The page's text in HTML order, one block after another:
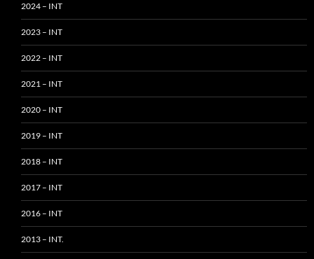
2024 – INT
2023 – INT
2022 – INT
2021 – INT
2020 – INT
2019 – INT
2018 – INT
2017 – INT
2016 – INT
2013 – INT.